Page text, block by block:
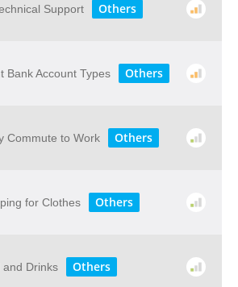
Support Others
Bank Account Types Others
Commute to Work Others
for Clothes Others
and Drinks Others